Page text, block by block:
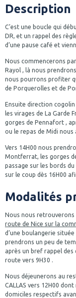
Description
C’est une boucle qui
DR, et un rappel des
d’une pause café et
Nous commencerons
Rayol , là nous
nous pourrons profiter
de Porquerolles et de
Ensuite direction cogolin
les virages de La Garde
gorges de Pennafort ,
ou le repas de Midi
Vers 14H00 nous
Montferrat, les gorges
passage sur les bords
sur le coup dès 16H00
Modalités
Nous nous retrouverons
route de Nice sur la
d’une boulangerie
prendrons un peu de
après un bref rappel
route vers 9H30 .
Nous déjeunerons au
CALLAS vers 12H00
domiciles respectifs